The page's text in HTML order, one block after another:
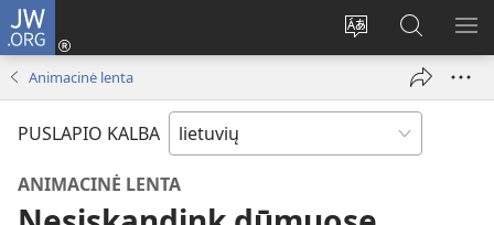
JW.ORG
Pakeisti
svetainės
Prisijungti
(atsiveria Paieška
svetainėje
JW.ORG
Animacinė lenta
PUSLAPIO KALBA
ANIMACINĖ LENTA